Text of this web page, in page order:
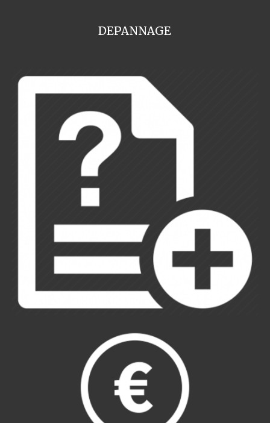
DEPANNAGE